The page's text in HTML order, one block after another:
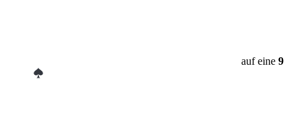
auf eine 9